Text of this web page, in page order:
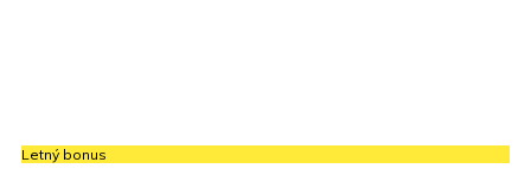
Letný bonus